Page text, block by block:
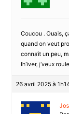
Coucou . Ouais,
quand on veut
connaît un peu,
lh’iver, j’veux
26 avril 2025 à